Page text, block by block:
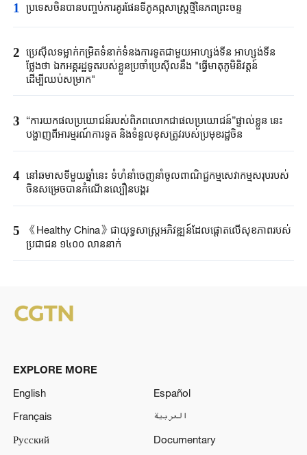
1 ប្រទេសចិនបាន​បញ្ចប់ការគូរផែនទី​ភូគព្ភសាស្ត្រ​ថ្មីនៃភពព្រះចន្ទ​​
2 ប្រេស៊ីល​ទម្លាក់កម្រិត​ទំនាក់ទំនង​ការទូត​ជាមួយអាហ្សង់ទីន ​អាហ្សង់ទីន
ថ្លែងថា ​ឯកអគ្គរដ្ឋទូត​របស់ខ្លួន​ប្រចាំប្រេស៊ីលនឹង​ "​ធ្វើមាតុភូមិនិវត្តន៍​
ដើម្បីឈប់​សម្រាក"​
3
“ការយកផលប្រយោជន៍របស់ពិភពលោកជាផលប្រយោជន៍”ផ្ទាល់ខ្លួន នេះ
បង្ហាញពីអារម្មរណ៍ការទូត និងទំនួលខុសត្រូវរបស់ប្រមុខរដ្ឋចិន
4 នៅឆមាសទីមួយឆ្នាំនេះ ទំហំនាំចេញនាំចូលពាណិជ្ជកម្មសេវាកម្មសរុបរបស់
ចិនសម្រេចបានកំណើនល្បឿនបង្គួរ
5
《Healthy China》​ជា​យុទ្ធសាស្ត្រ​អភិវឌ្ឍន៍​ដែលផ្តោត​លើ​សុខភាព​របស់​
ប្រជាជន ​១៤០០ ​លាន​នាក់​​
EXPLORE MORE
English
Español
Français
العربية
Русский
Documentary